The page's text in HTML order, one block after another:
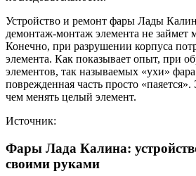
Устройство и ремонт фары Лады
демонтаж-монтаж элемента не займет
Конечно, при разрушении корпуса
элемента. Как показывает опыт, при
элементов, так называемых «ухи» фара
поврежденная часть просто
чем менять целый элемент.
Источник:
Фары Лада Калина:
своими руками